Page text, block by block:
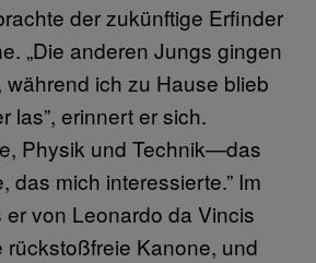
der zukünftige Erfinder
„Die anderen Jungs gingen
ich zu Hause blieb
las”, erinnert er sich.
Physik und Technik—das
das mich interessierte.” Im
er von Leonardo da Vincis
rückstoßfreie Kanone, und